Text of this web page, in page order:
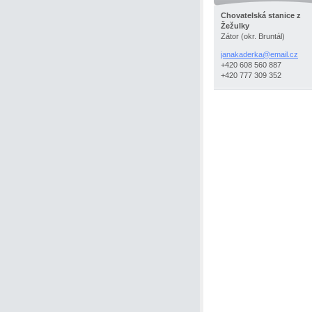
Chovatelská stanice z
Žežulky
Zátor (okr. Bruntál)
janakaderka@email.cz
+420 608 560 887
+420 777 309 352